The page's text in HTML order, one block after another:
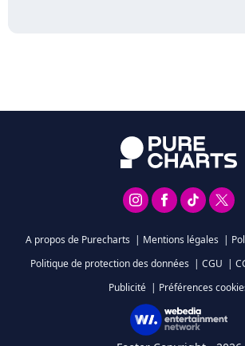
A propos de Purecharts | Mentions légales |
Politique de protection des données | CGU |
Publicité | Préférences